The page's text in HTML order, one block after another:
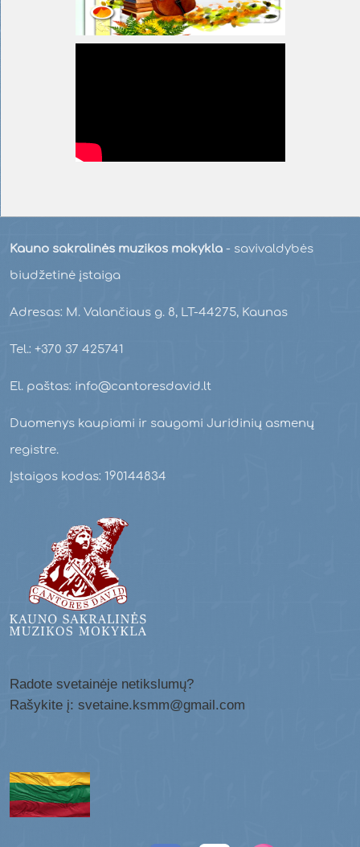
Kauno sakralinės muzikos mokykla - savivaldybės
biudžetinė įstaiga
Adresas: M. Valančiaus g. 8, LT-44275, Kaunas
Tel.: +370 37 425741
El. paštas: info@cantoresdavid.lt
Duomenys kaupiami ir saugomi Juridinių asmenų
registre.
Įstaigos kodas: 190144834
Radote svetainėje netikslumų?
Rašykite į: svetaine.ksmm@gmail.com